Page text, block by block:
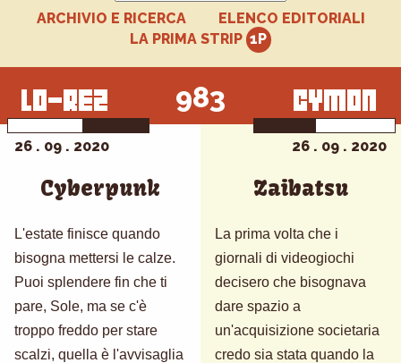
ARCHIVIO E RICERCA
ELENCO EDITORIALI
LA PRIMA STRIP
983
26 . 09 . 2020
Cyberpunk
L'estate finisce quando
bisogna mettersi le calze.
Puoi splendere fin che ti
pare, Sole, ma se c'è
troppo freddo per stare
scalzi, quella è l'avvisaglia
26 . 09 . 2020
Zaibatsu
La prima volta che i
giornali di videogiochi
decisero che bisognava
dare spazio a
un'acquisizione societaria
credo sia stata quando la